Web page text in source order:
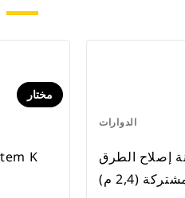
مختار
الدوارات
إصلاح الطرق
(2,4 م)